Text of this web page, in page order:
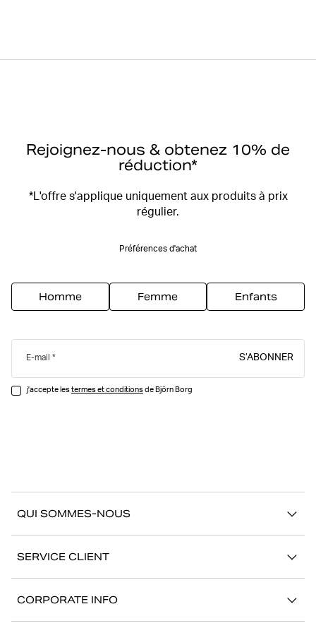
Rejoignez-nous & obtenez 10% de
réduction*
*L'offre s'applique uniquement aux produits à prix
régulier.
Préférences d'achat
Homme Femme Enfants
E-mail S’ABONNER
j'accepte lestermes et conditionsde Björn Borg
QUI SOMMES-NOUS
Stories
Showrooms
SERVICE CLIENT
CORPORATE INFO